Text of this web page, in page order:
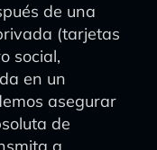
de una
(tarjetas
social,
en un
asegurar
de